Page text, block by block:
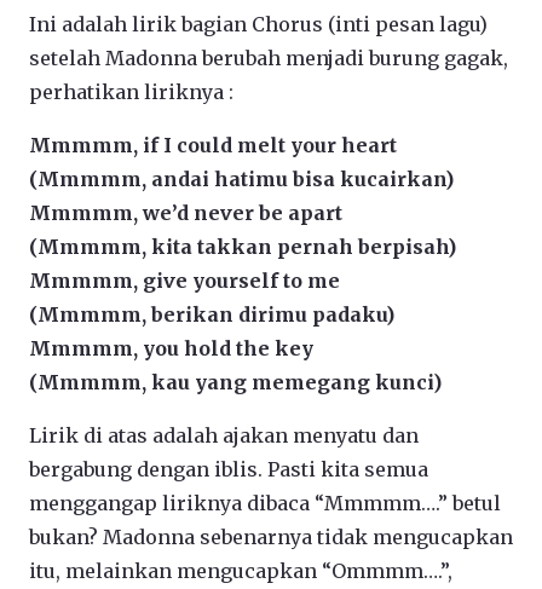
Ini adalah lirik bagian Chorus (inti pesan lagu)
setelah Madonna berubah menjadi burung gagak,
perhatikan liriknya :
Mmmmm, if I could melt your heart
(Mmmmm, andai hatimu bisa kucairkan)
Mmmmm, we’d never be apart
(Mmmmm, kita takkan pernah berpisah)
Mmmmm, give yourself to me
(Mmmmm, berikan dirimu padaku)
Mmmmm, you hold the key
(Mmmmm, kau yang memegang kunci)
Lirik di atas adalah ajakan menyatu dan
bergabung dengan iblis. Pasti kita semua
menggangap liriknya dibaca “Mmmmm….” betul
bukan? Madonna sebenarnya tidak mengucapkan
itu, melainkan mengucapkan “Ommmm….”,